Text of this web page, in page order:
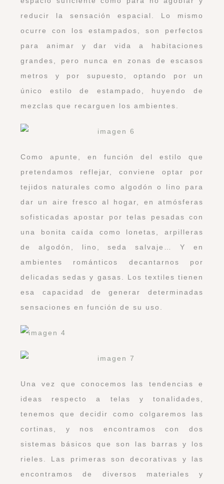
reducir la sensación espacial. Lo mismo
ocurre con los estampados, son perfectos
para animar y dar vida a habitaciones
grandes, pero nunca en zonas de escasos
metros y por supuesto, optando por un
único estilo de estampado, huyendo de
mezclas que recarguen los ambientes.
Como apunte, en función del estilo que
pretendamos reflejar, conviene optar por
tejidos naturales como algodón o lino para
dar un aire fresco al hogar, en atmósferas
sofisticadas apostar por telas pesadas con
una bonita caída como lonetas, arpilleras
de algodón, lino, seda salvaje… Y en
ambientes románticos decantarnos por
delicadas sedas y gasas. Los textiles tienen
esa capacidad de generar determinadas
sensaciones en función de su uso.
Una vez que conocemos las tendencias e
ideas respecto a telas y tonalidades,
tenemos que decidir como colgaremos las
cortinas, y nos encontramos con dos
sistemas básicos que son las barras y los
rieles. Las primeras son decorativas y las
encontramos de diversos materiales y